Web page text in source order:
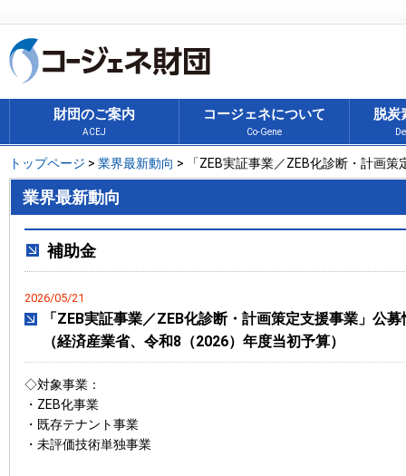
財団のご案内
ACEJ
コージェネについて
Co-Gene
脱炭
トップページ > 業界最新動向 > 「ZEB実証事業／ZEB化診断・計画策
（経済産業省、令和8（2026）年度当初予算）
業界最新動向
補助金
2026/05/21
「ZEB実証事業／ZEB化診断・計画策定支援事業」公募
（経済産業省、令和8（2026）年度当初予算）
◇対象事業：
・ZEB化事業
・既存テナント事業
・未評価技術単独事業